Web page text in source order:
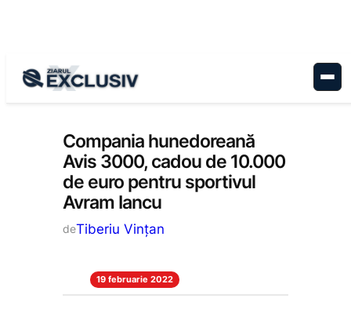
Stiri la zi
Compania hunedoreană
Avis 3000, cadou de 10.000
de euro pentru sportivul
Avram Iancu
deTiberiu Vințan
19 februarie 2022